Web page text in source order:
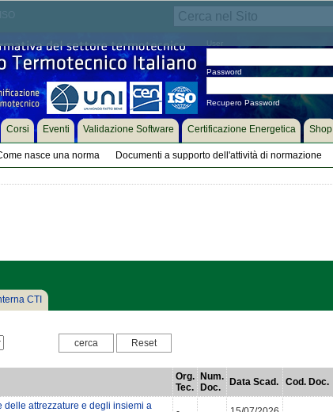
Password
Recupero Password
nasce una norma Documenti a supporto dell'attività di normazione
Corsi Eventi Validazione Software Certificazione Energetica Shop
CTI
Org.
Tec.
Num.
Doc.
Data Scad. Cod. Doc.
delle attrezzature e degli insiemi a